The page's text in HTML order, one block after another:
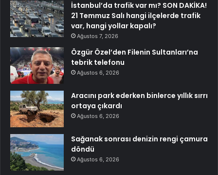
İstanbul’da trafik var mı? SON DAKİKA!
21 Temmuz Salı hangi ilçelerde trafik
var, hangi yollar kapalı?
Ağustos 7, 2026
Özgür Özel’den Filenin Sultanları’na
tebrik telefonu
Ağustos 6, 2026
Aracını park ederken binlerce yıllık sırrı
ortaya çıkardı
Ağustos 6, 2026
Sağanak sonrası denizin rengi çamura
döndü
Ağustos 6, 2026